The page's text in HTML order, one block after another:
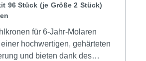
96 Stück (je Größe 2 Stück)
für 6-Jahr-Molaren
hochwertigen, gehärteten
und bieten dank des